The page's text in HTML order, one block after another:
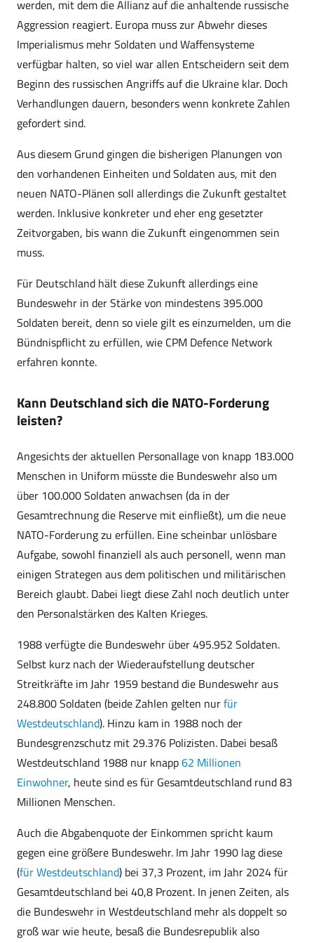
werden, mit dem die Allianz auf die anhaltende russische
Aggression reagiert. Europa muss zur Abwehr dieses
Imperialismus mehr Soldaten und Waffensysteme
verfügbar halten, so viel war allen Entscheidern seit dem
Beginn des russischen Angriffs auf die Ukraine klar. Doch
Verhandlungen dauern, besonders wenn konkrete Zahlen
gefordert sind.
Aus diesem Grund gingen die bisherigen Planungen von
den vorhandenen Einheiten und Soldaten aus, mit den
neuen NATO-Plänen soll allerdings die Zukunft gestaltet
werden. Inklusive konkreter und eher eng gesetzter
Zeitvorgaben, bis wann die Zukunft eingenommen sein
muss.
Für Deutschland hält diese Zukunft allerdings eine
Bundeswehr in der Stärke von mindestens 395.000
Soldaten bereit, denn so viele gilt es einzumelden, um die
Bündnispflicht zu erfüllen, wie CPM Defence Network
erfahren konnte.
Kann Deutschland sich die NATO-Forderung
leisten?
Angesichts der aktuellen Personallage von knapp 183.000
Menschen in Uniform müsste die Bundeswehr also um
über 100.000 Soldaten anwachsen (da in der
Gesamtrechnung die Reserve mit einfließt), um die neue
NATO-Forderung zu erfüllen. Eine scheinbar unlösbare
Aufgabe, sowohl finanziell als auch personell, wenn man
einigen Strategen aus dem politischen und militärischen
Bereich glaubt. Dabei liegt diese Zahl noch deutlich unter
den Personalstärken des Kalten Krieges.
1988 verfügte die Bundeswehr über 495.952 Soldaten.
Selbst kurz nach der Wiederaufstellung deutscher
Streitkräfte im Jahr 1959 bestand die Bundeswehr aus
248.800 Soldaten (beide Zahlen gelten nurfür
Westdeutschland). Hinzu kam in 1988 noch der
Bundesgrenzschutz mit 29.376 Polizisten. Dabei besaß
Westdeutschland 1988 nur knapp62 Millionen
Einwohner, heute sind es für Gesamtdeutschland rund 83
Millionen Menschen.
Auch die Abgabenquote der Einkommen spricht kaum
gegen eine größere Bundeswehr. Im Jahr 1990 lag diese
(für Westdeutschland) bei 37,3 Prozent, im Jahr 2024 für
Gesamtdeutschland bei 40,8 Prozent. In jenen Zeiten, als
die Bundeswehr in Westdeutschland mehr als doppelt so
groß war wie heute, besaß die Bundesrepublik also